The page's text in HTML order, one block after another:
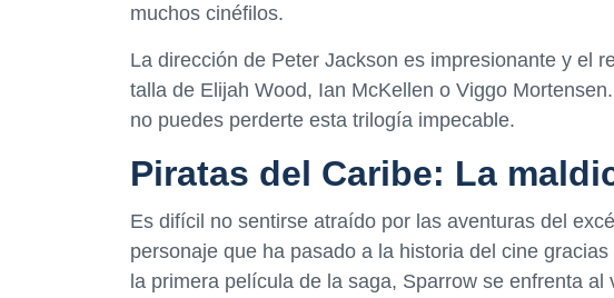
muchos cinéfilos.
La dirección de Peter Jackson es impresionante y el
talla de Elijah Wood, Ian McKellen o Viggo
no puedes perderte esta trilogía impecable.
Piratas del Caribe: La
Es difícil no sentirse atraído por las aventuras del
personaje que ha pasado a la historia del cine
la primera película de la saga, Sparrow se enfrenta